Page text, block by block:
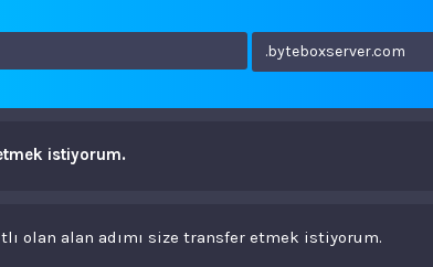
.byteboxserver.com
istiyorum.
olan alan adımı size transfer etmek istiyorum.